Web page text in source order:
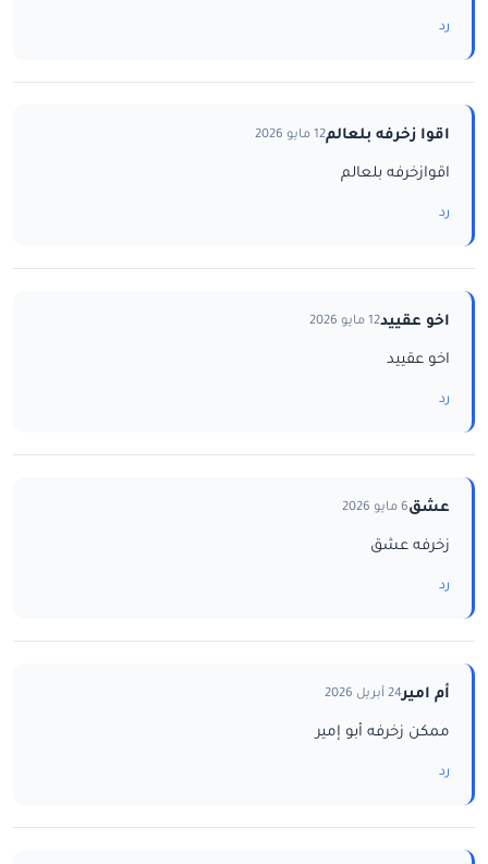
رد
اقوا زخرفه بلعالم12 مايو 2026
اقوازخرفه بلعالم
رد
اخو عقييد12 مايو 2026
اخو عقييد
رد
عشق6 مايو 2026
زخرفه عشق
رد
أم امير24 أبريل 2026
ممكن زخرفه أبو إمير
رد